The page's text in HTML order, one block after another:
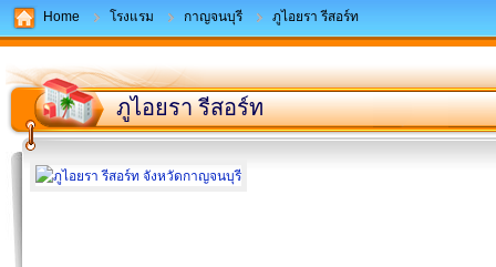
Home โรงแรม กาญจนบุรี ภูไอยรา รีสอร์ท
ภูไอยรา รีสอร์ท